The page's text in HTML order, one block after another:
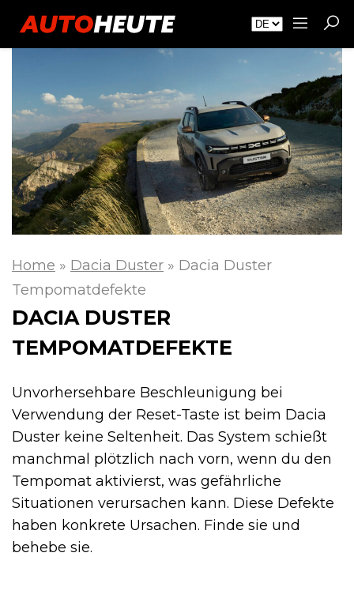
Home » Dacia Duster » Dacia Duster
Tempomatdefekte
DACIA DUSTER
TEMPOMATDEFEKTE
Unvorhersehbare Beschleunigung bei
Verwendung der Reset-Taste ist beim Dacia
Duster keine Seltenheit. Das System schießt
manchmal plötzlich nach vorn, wenn du den
Tempomat aktivierst, was gefährliche
Situationen verursachen kann. Diese Defekte
haben konkrete Ursachen. Finde sie und
behebe sie.